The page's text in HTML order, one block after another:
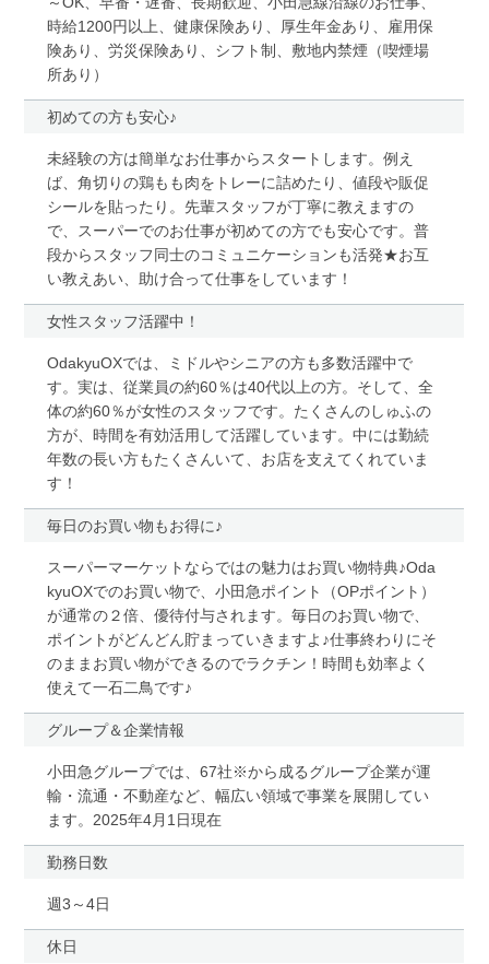
時給1200円以上、健康保険あり、厚生年金あり、雇用保
険あり、労災保険あり、シフト制、敷地内禁煙（喫煙場
所あり）
初めての方も安心♪
未経験の方は簡単なお仕事からスタートします。例え
ば、角切りの鶏もも肉をトレーに詰めたり、値段や販促
シールを貼ったり。先輩スタッフが丁寧に教えますの
で、スーパーでのお仕事が初めての方でも安心です。普
段からスタッフ同士のコミュニケーションも活発★お互
い教えあい、助け合って仕事をしています！
女性スタッフ活躍中！
OdakyuOXでは、ミドルやシニアの方も多数活躍中で
す。実は、従業員の約60％は40代以上の方。そして、全
体の約60％が女性のスタッフです。たくさんのしゅふの
方が、時間を有効活用して活躍しています。中には勤続
年数の長い方もたくさんいて、お店を支えてくれていま
す！
毎日のお買い物もお得に♪
スーパーマーケットならではの魅力はお買い物特典♪Oda
kyuOXでのお買い物で、小田急ポイント（OPポイント）
が通常の２倍、優待付与されます。毎日のお買い物で、
ポイントがどんどん貯まっていきますよ♪仕事終わりにそ
のままお買い物ができるのでラクチン！時間も効率よく
使えて一石二鳥です♪
グループ＆企業情報
小田急グループでは、67社※から成るグループ企業が運
輸・流通・不動産など、幅広い領域で事業を展開してい
ます。2025年4月1日現在
勤務日数
週3～4日
休日